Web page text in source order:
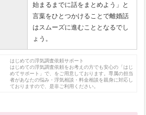
始まるまでに話をまとめよう」と
言葉をひとつかけることで離婚話
はスムーズに進むこととなるでし
ょう。
はじめての浮気調査依頼サポート
はじめての浮気調査依頼をお考えの方でも安心の「はじ
めてサポート」で、をご用意しております。専属の担当
者があなたの悩み・浮気相談・料金相談を親身に対応し
ておりますので、是非ご利用ください。